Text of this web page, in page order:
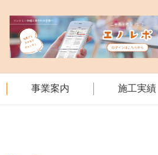
事業案内 施工実績